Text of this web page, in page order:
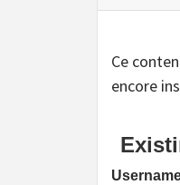
Ce
encore